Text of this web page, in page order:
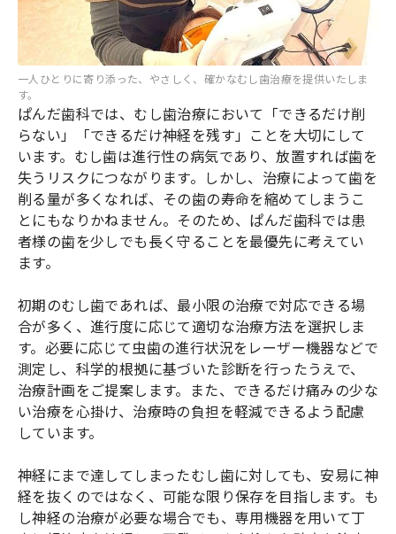
一人ひとりに寄り添った、やさしく、確かなむし歯治療を提供いたしま
す。
ぱんだ歯科では、むし歯治療において「できるだけ削
らない」「できるだけ神経を残す」ことを大切にして
います。むし歯は進行性の病気であり、放置すれば歯を
失うリスクにつながります。しかし、治療によって歯を
削る量が多くなれば、その歯の寿命を縮めてしまうこ
とにもなりかねません。そのため、ぱんだ歯科では患
者様の歯を少しでも長く守ることを最優先に考えてい
ます。
初期のむし歯であれば、最小限の治療で対応できる場
合が多く、進行度に応じて適切な治療方法を選択しま
す。必要に応じて虫歯の進行状況をレーザー機器などで
測定し、科学的根拠に基づいた診断を行ったうえで、
治療計画をご提案します。また、できるだけ痛みの少な
い治療を心掛け、治療時の負担を軽減できるよう配慮
しています。
神経にまで達してしまったむし歯に対しても、安易に神
経を抜くのではなく、可能な限り保存を目指します。も
し神経の治療が必要な場合でも、専用機器を用いて丁